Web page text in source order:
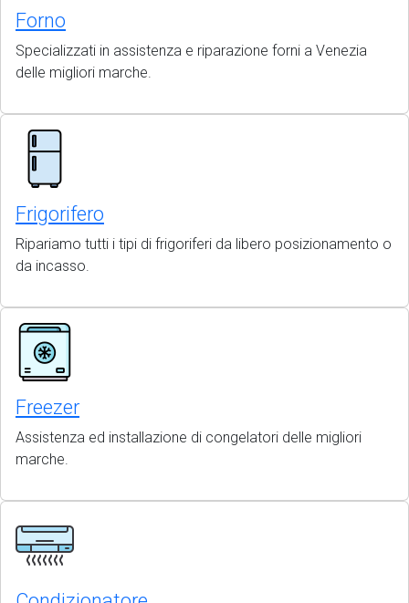
Forno
Specializzati in assistenza e riparazione forni a Venezia
delle migliori marche.
Frigorifero
Ripariamo tutti i tipi di frigoriferi da libero posizionamento o
da incasso.
Freezer
Assistenza ed installazione di congelatori delle migliori
marche.